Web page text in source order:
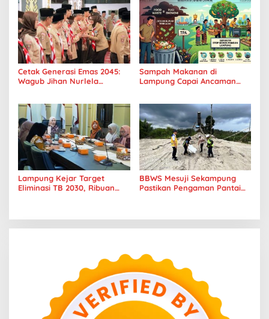
Cetak Generasi Emas 2045:
Wagub Jihan Nurlela
Era Digital
Sampah Makanan di
Lampung Capai Ancaman
Pangan
Lampung Kejar Target
Eliminasi TB 2030, Ribuan
BBWS Mesuji Sekampung
Pastikan Pengaman Pantai